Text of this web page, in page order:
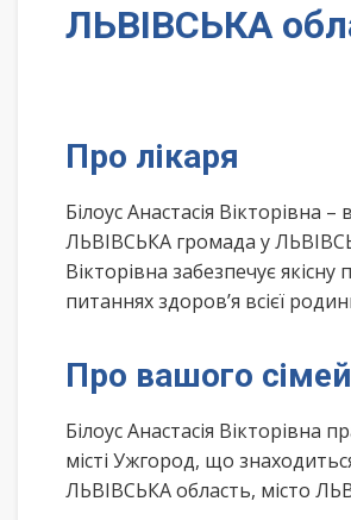
ЛЬВІВСЬКА
Про лікаря
Білоус Анастасія
ЛЬВІВСЬКА громада у
Вікторівна забезпечує
питаннях здоров’я всієї
Про вашого
Білоус Анастасія Вікторівна
місті Ужгород, що
ЛЬВІВСЬКА область, місто